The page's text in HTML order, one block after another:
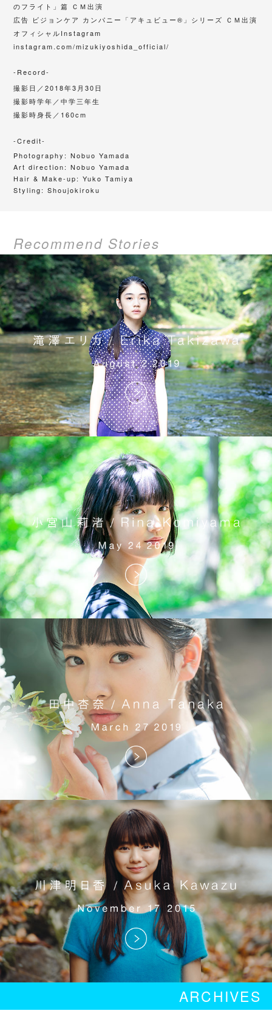
のフライト」篇 ＣＭ出演
広告 ビジョンケア カンパニー「アキュビュー®」シリーズ ＣＭ出演
オフィシャルInstagram
instagram.com/mizukiyoshida_official/
-Record-
撮影日／2018年3月30日
撮影時学年／中学三年生
撮影時身長／160cm
-Credit-
Photography:Nobuo Yamada
Art direction:Nobuo Yamada
Hair & Make-up:Yuko Tamiya
Styling: Shoujokiroku
Recommend Stories
ARCHIVES